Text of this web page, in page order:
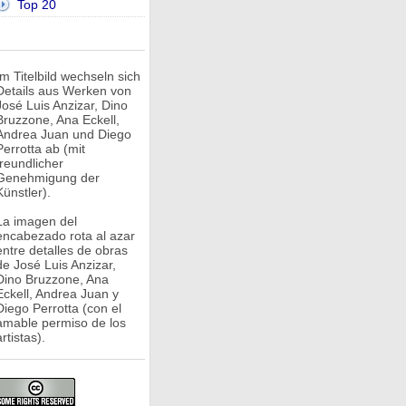
Top 20
Titelbild wechseln sich
aus Werken von
Luis Anzizar, Dino
Ana Eckell,
Juan und Diego
ab (mit
der
imagen del
rota al azar
detalles de obras
José Luis Anzizar,
Bruzzone, Ana
Andrea Juan y
Perrotta (con el
permiso de los